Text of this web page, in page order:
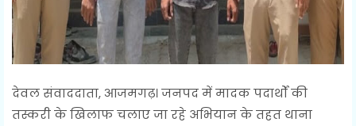
देवल संवाददाता, आजमगढ़। जनपद में मादक पदार्थों की
तस्करी के खिलाफ चलाए जा रहे अभियान के तहत थाना